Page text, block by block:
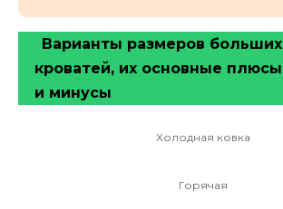
Варианты размеров больших
кроватей, их основные плюсы
и минусы
Холодная ковка
Горячая